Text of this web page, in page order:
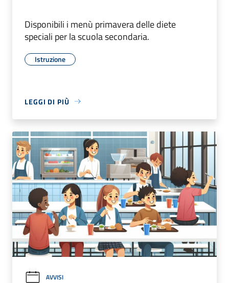
Disponibili i menù primavera delle diete
speciali per la scuola secondaria.
Istruzione
LEGGI DI PIÙ
AVVISI